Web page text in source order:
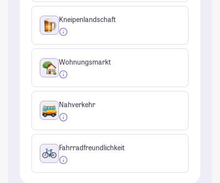
Kneipenlandschaft
Wohnungsmarkt
Nahverkehr
Fahrradfreundlichkeit